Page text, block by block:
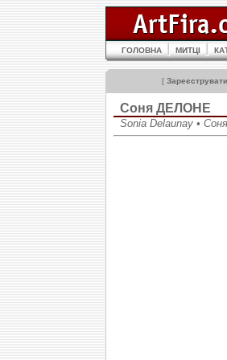
ГОЛОВНА МИТЦІ
[
Соня ДЕЛОНЕ
Sonia Delaunay •